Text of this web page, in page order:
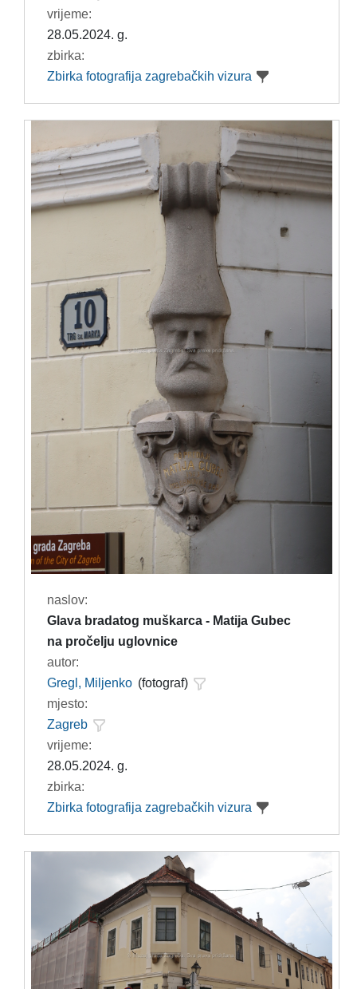
vrijeme:
28.05.2024. g.
zbirka:
Zbirka fotografija zagrebačkih vizura
naslov:
Glava bradatog muškarca - Matija Gubec
na pročelju uglovnice
autor:
Gregl, Miljenko (fotograf)
mjesto:
Zagreb
vrijeme:
28.05.2024. g.
zbirka:
Zbirka fotografija zagrebačkih vizura